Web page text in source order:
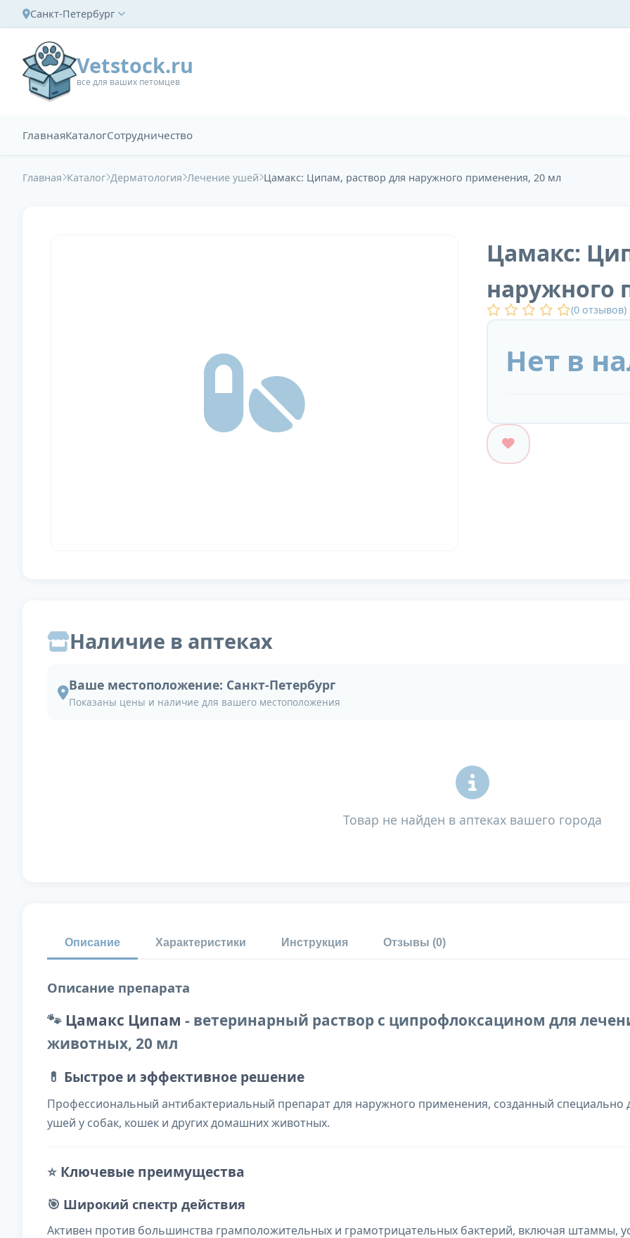
Санкт-Петербург
Vetstock.ru
все для ваших петомцев
ГлавнаяКаталогСотрудничество
Главная Каталог Дерматология Лечение ушей Цамакс: Ципам, раствор для наружного применения, 20 мл
Цамакс:
наружного
(0 отзывов)
Нет в
Наличие в аптеках
Ваше местоположение: Санкт-Петербург
Показаны цены и наличие для вашего местоположения
Товар не найден в аптеках вашего города
Описание Характеристики Инструкция Отзывы (0)
Описание препарата
🐾 Цамакс Ципам - ветеринарный раствор с ципрофлоксацином для
животных, 20 мл
💊 Быстрое и эффективное решение
Профессиональный антибактериальный препарат для наружного применения, созданный специально
ушей у собак, кошек и других домашних животных.
⭐ Ключевые преимущества
🎯 Широкий спектр действия
Активен против большинства грамположительных и грамотрицательных бактерий, включая штаммы,